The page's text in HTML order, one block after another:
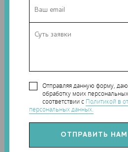
Отправляя данную форму,
обработку моих
соответствии с Политикой в
персональных данных.
Company авиапроизводитель
из углерода и стекловолокна.
аппаратов.
Теги:ExOne,Композит
Наши новости в telegram